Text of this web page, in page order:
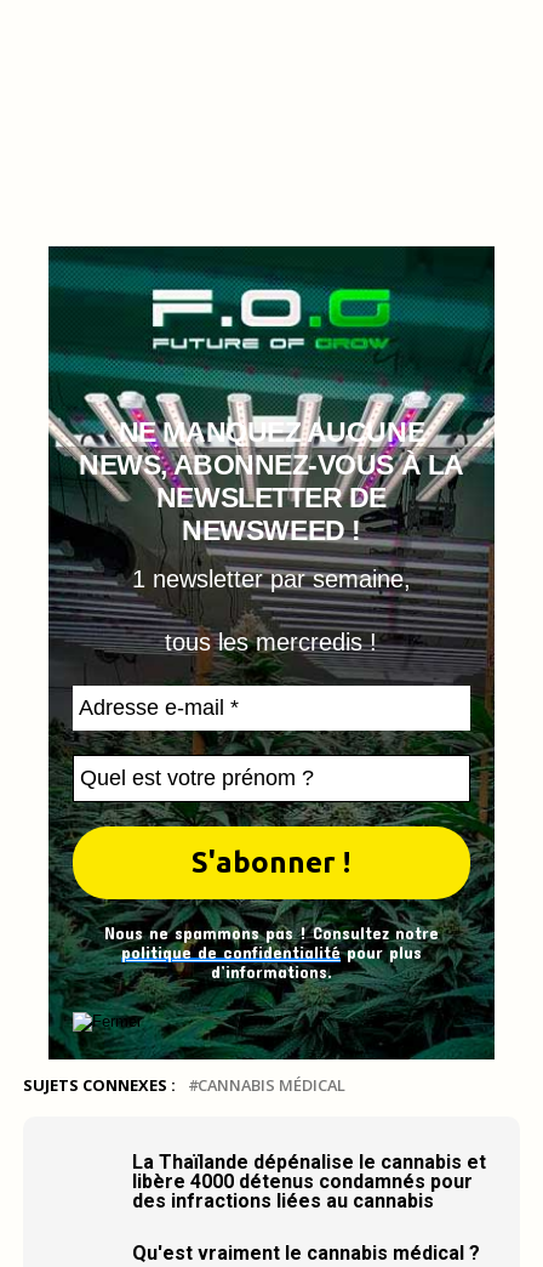
NE MANQUEZ AUCUNE
NEWS, ABONNEZ-VOUS À LA
NEWSLETTER DE
NEWSWEED !
1 newsletter par semaine,
tous les mercredis !
Nous ne spammons pas ! Consultez notre
politique de confidentialitépour plus
d’informations.
SUJETS CONNEXES : CANNABIS MÉDICAL
La Thaïlande dépénalise le cannabis et
libère 4000 détenus condamnés pour
des infractions liées au cannabis
Qu'est vraiment le cannabis médical ?